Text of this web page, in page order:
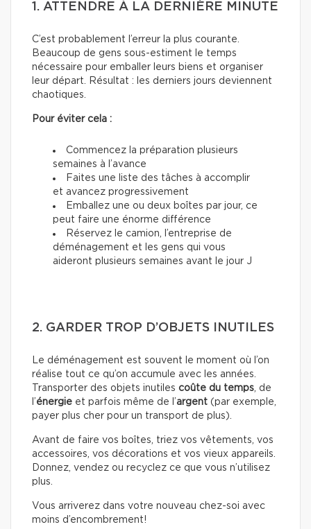
1. ATTENDRE À LA DERNIÈRE MINUTE
C’est probablement l’erreur la plus courante.
Beaucoup de gens sous-estiment le temps
nécessaire pour emballer leurs biens et organiser
leur départ. Résultat : les derniers jours deviennent
chaotiques.
Pour éviter cela :
Commencez la préparation plusieurs
semaines à l’avance
Faites une liste des tâches à accomplir
et avancez progressivement
Emballez une ou deux boîtes par jour, ce
peut faire une énorme différence
Réservez le camion, l’entreprise de
déménagement et les gens qui vous
aideront plusieurs semaines avant le jour J
2. GARDER TROP D’OBJETS INUTILES
Le déménagement est souvent le moment où l’on
réalise tout ce qu’on accumule avec les années.
Transporter des objets inutiles coûte du temps, de
l’énergie et parfois même de l’argent (par exemple,
payer plus cher pour un transport de plus).
Avant de faire vos boîtes, triez vos vêtements, vos
accessoires, vos décorations et vos vieux appareils.
Donnez, vendez ou recyclez ce que vous n’utilisez
plus.
Vous arriverez dans votre nouveau chez-soi avec
moins d’encombrement!